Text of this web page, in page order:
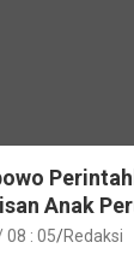
Anak
08 : 05 Redaksi